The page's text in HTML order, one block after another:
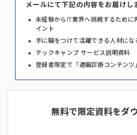
メールにて下記の内容をお届けし
未経験からIT業界へ挑戦するために
イント
手に職をつけて活躍できる人材にな
テックキャンプ サービス説明資料
登録者限定で「適職診断コンテンツ
無料で限定資料をダ